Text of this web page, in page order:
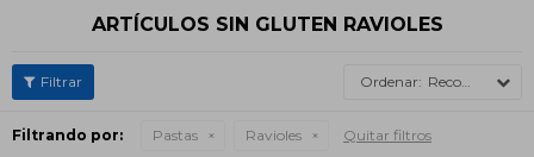
ARTÍCULOS SIN GLUTEN RAVIOLES
Recomendados
Filtrando por: Pastas Ravioles Quitar filtros